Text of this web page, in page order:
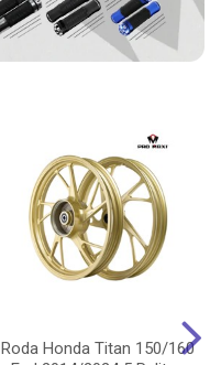
Roda Honda Titan 150/160